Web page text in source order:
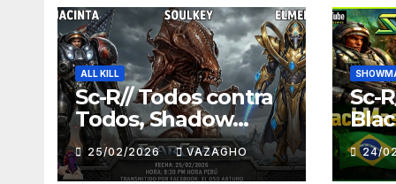
ALL KILL
Sc-R// Todos contra
Todos, Shadow
Team
25/02/2026 VAZAGHO
Sc-
24/